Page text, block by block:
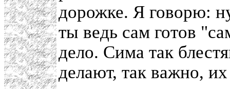
дорожке. Я говорю:
ты ведь сам готов
дело. Сима так
делают, так важно,